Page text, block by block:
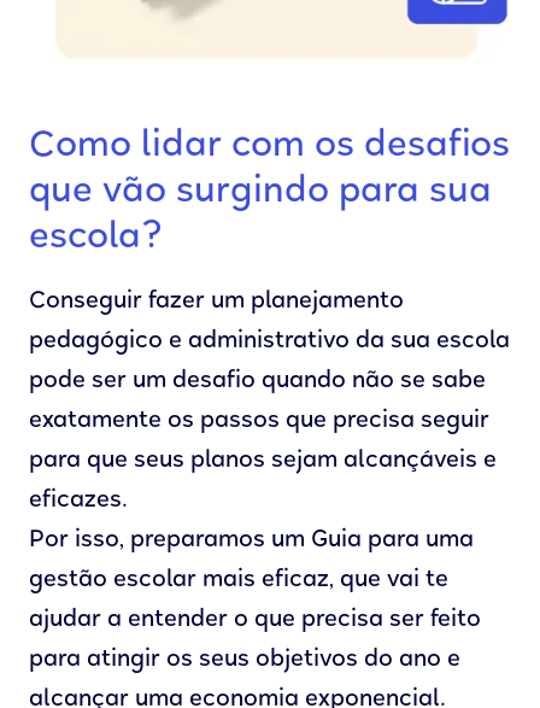
Como lidar com os desafios
que vão surgindo para sua
escola?
Conseguir fazer um planejamento
pedagógico e administrativo da sua escola
pode ser um desafio quando não se sabe
exatamente os passos que precisa seguir
para que seus planos sejam alcançáveis e
eficazes.
Por isso, preparamos um Guia para uma
gestão escolar mais eficaz, que vai te
ajudar a entender o que precisa ser feito
para atingir os seus objetivos do ano e
alcançar uma economia exponencial.